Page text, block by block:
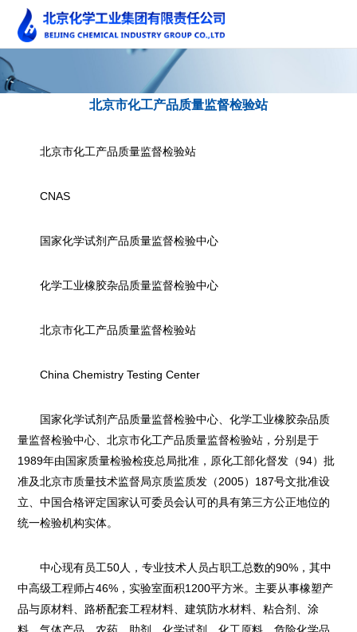
北京市化工产品质量监督检验站
北京市化工产品质量监督检验站
CNAS
国家化学试剂产品质量监督检验中心
化学工业橡胶杂品质量监督检验中心
北京市化工产品质量监督检验站
China Chemistry Testing Center
国家化学试剂产品质量监督检验中心、化学工业橡胶杂品质
量监督检验中心、北京市化工产品质量监督检验站，分别是于
1989年由国家质量检验检疫总局批准，原化工部化督发（94）批
准及北京市质量技术监督局京质监质发（2005）187号文批准设
立、中国合格评定国家认可委员会认可的具有第三方公正地位的
统一检验机构实体。
中心现有员工50人，专业技术人员占职工总数的90%，其中
中高级工程师占46%，实验室面积1200平方米。主要从事橡塑产
品与原材料、路桥配套工程材料、建筑防水材料、粘合剂、涂